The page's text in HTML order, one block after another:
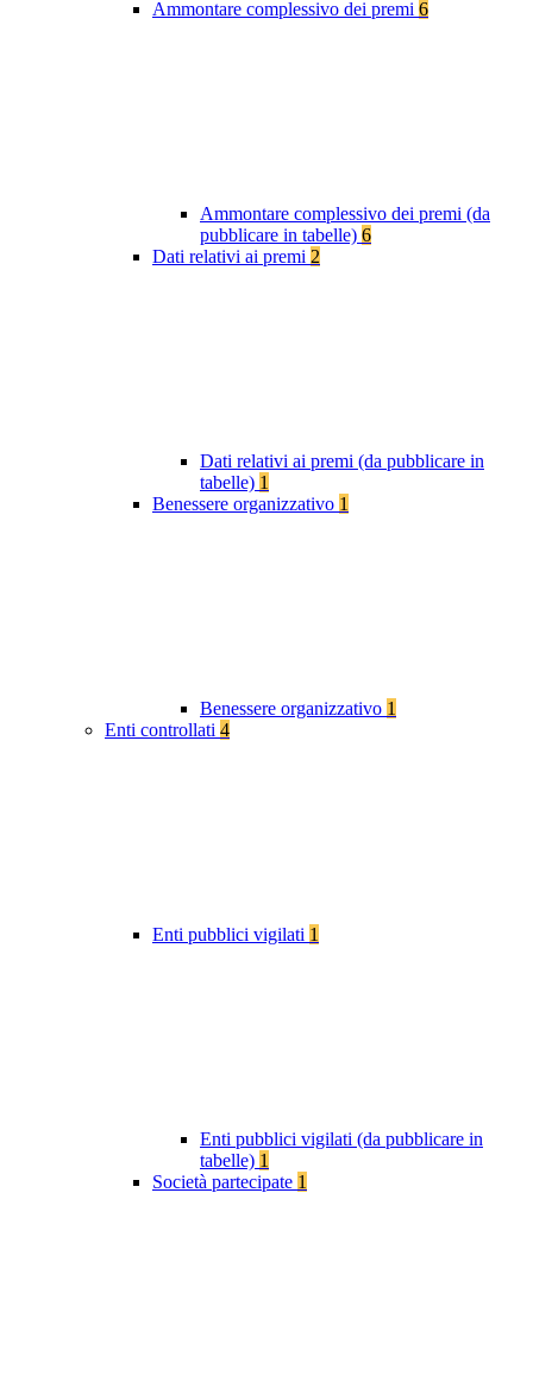
Ammontare complessivo dei premi 6
Ammontare complessivo dei premi (da
pubblicare in tabelle) 6
Dati relativi ai premi 2
Dati relativi ai premi (da pubblicare in
tabelle) 1
Benessere organizzativo 1
Benessere organizzativo 1
Enti controllati 4
Enti pubblici vigilati 1
Enti pubblici vigilati (da pubblicare in
tabelle) 1
Società partecipate 1